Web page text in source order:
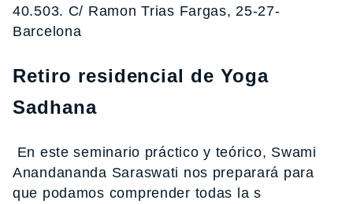
40.503. C/ Ramon Trias Fargas, 25-27-
Barcelona
Retiro residencial de Yoga
Sadhana
En este seminario práctico y teórico, Swami
Anandananda Saraswati nos preparará para
que podamos comprender todas la s